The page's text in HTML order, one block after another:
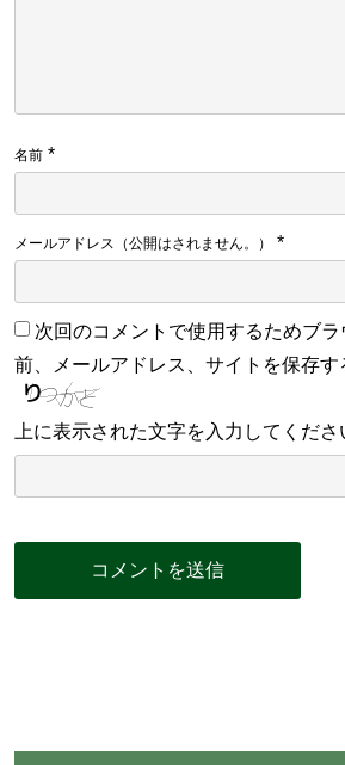
名前 *
メールアドレス（公開はされません。） *
次回のコメントで使用するためブ
前、メールアドレス、サイトを保存す
上に表示された文字を入力してくださ